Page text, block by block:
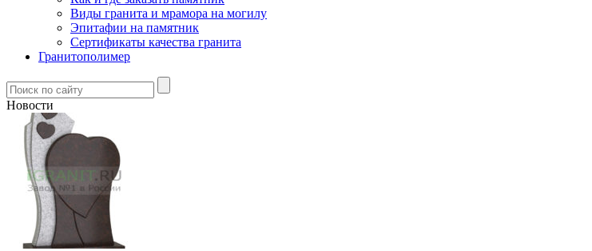
Виды гранита и мрамора на могилу
Эпитафии на памятник
Сертификаты качества гранита
Гранитополимер
Новости